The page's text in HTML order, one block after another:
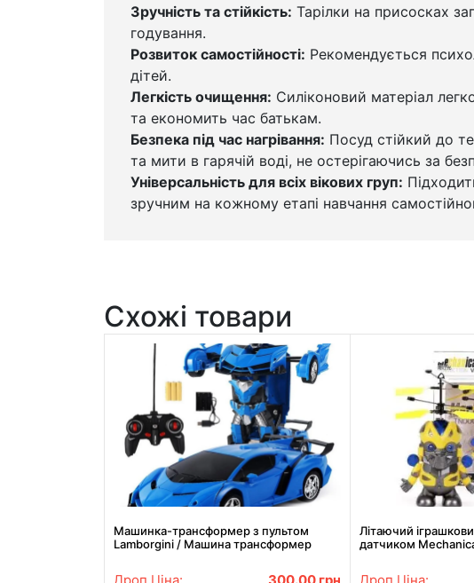
Зручність та стійкість: Тарілки на присосках
годування.
Розвиток самостійності: Рекомендується
дітей.
Легкість очищення: Силіконовий матеріал
та економить час батькам.
Безпека під час нагрівання: Посуд стійкий до
та мити в гарячій воді, не остерігаючись за
Універсальність для всіх вікових груп:
зручним на кожному етапі навчання
Схожі товари
Машинка-трансформер з пультом
Lamborgini / Машина трансформер
Літаючий
датчиком